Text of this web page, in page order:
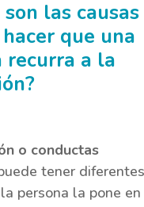
son las
que una
recurra a la
o conductas
tener
persona la pone en